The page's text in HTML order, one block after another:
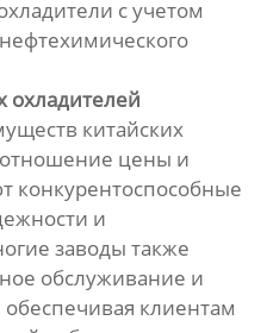
с учетом
охладителей
китайских
цены и
конкурентоспособные
и
заводы также
обслуживание и
клиентам